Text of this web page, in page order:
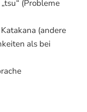
(Probleme
(andere
als bei